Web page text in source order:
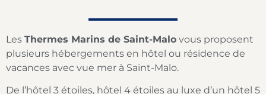
Les Thermes Marins de Saint-Malo vous proposent
plusieurs hébergements en hôtel ou résidence de
vacances avec vue mer à Saint-Malo.
De l’hôtel 3 étoiles, hôtel 4 étoiles au luxe d’un hôtel 5